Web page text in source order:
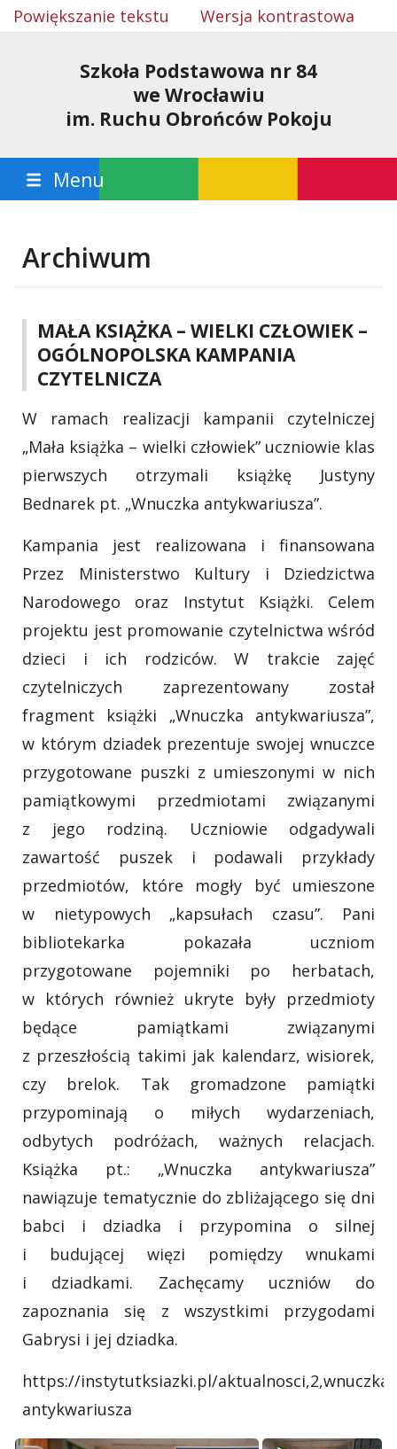
Powiększanie tekstu Wersja kontrastowa
Szkoła Podstawowa nr 84
we Wrocławiu
im. Ruchu Obrońców Pokoju
Menu
Archiwum
MAŁA KSIĄŻKA – WIELKI CZŁOWIEK –
OGÓLNOPOLSKA KAMPANIA
CZYTELNICZA
W ramach realizacji kampanii czytelniczej
„Mała książka – wielki człowiek” uczniowie klas
pierwszych otrzymali książkę Justyny
Bednarek pt. „Wnuczka antykwariusza”.
Kampania jest realizowana i finansowana
Przez Ministerstwo Kultury i Dziedzictwa
Narodowego oraz Instytut Książki. Celem
projektu jest promowanie czytelnictwa wśród
dzieci i ich rodziców. W trakcie zajęć
czytelniczych zaprezentowany został
fragment książki „Wnuczka antykwariusza”,
w którym dziadek prezentuje swojej wnuczce
przygotowane puszki z umieszonymi w nich
pamiątkowymi przedmiotami związanymi
z jego rodziną. Uczniowie odgadywali
zawartość puszek i podawali przykłady
przedmiotów, które mogły być umieszone
w nietypowych „kapsułach czasu”. Pani
bibliotekarka pokazała uczniom
przygotowane pojemniki po herbatach,
w których również ukryte były przedmioty
będące pamiątkami związanymi
z przeszłością takimi jak kalendarz, wisiorek,
czy brelok. Tak gromadzone pamiątki
przypominają o miłych wydarzeniach,
odbytych podróżach, ważnych relacjach.
Książka pt.: „Wnuczka antykwariusza”
nawiązuje tematycznie do zbliżającego się dni
babci i dziadka i przypomina o silnej
i budującej więzi pomiędzy wnukami
i dziadkami. Zachęcamy uczniów do
zapoznania się z wszystkimi przygodami
Gabrysi i jej dziadka.
https://instytutksiazki.pl/aktualnosci,2,wnuczka-
antykwariusza